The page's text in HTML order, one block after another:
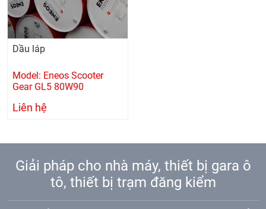
Dầu láp
Model: Eneos Scooter
Gear GL5 80W90
Liên hệ
Giải pháp cho nhà máy, thiết bị gara ô
tô, thiết bị trạm đăng kiểm